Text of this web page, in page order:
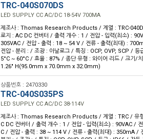
TRC-040S070DS
LED SUPPLY CC AC/DC 18-54V 700MA
제조사 : Thomas Research Products / 계열 : TRC-
로지 : AC DC 컨버터 / 출력 개수 : 1 / 전압 - 입력(최소) :
305VAC / 전압 - 출력 : 18 ~ 54 V / 전류 - 출력(최대) :
전압 - 분리 : / 조광 : 아날로그 / 특징 : OCP, OVP, SCP /
5°C ~ 60°C / 효율 : 87% / 종단 유형 : 와이어 리드 / 크기/
1.26" H(95.0mm x 70.0mm x 32.0mm)
상품번호 : 2470330
TRC-040S035PS
LED SUPPLY CC AC/DC 38-114V
제조사 : Thomas Research Products / 계열 : TRC / 유
C DC 컨버터 / 출력 개수 : 1 / 전압 - 입력(최소) : 90VAC /
C / 전압 - 출력 : 38 ~ 114 V / 전류 - 출력(최대) : 350mA /